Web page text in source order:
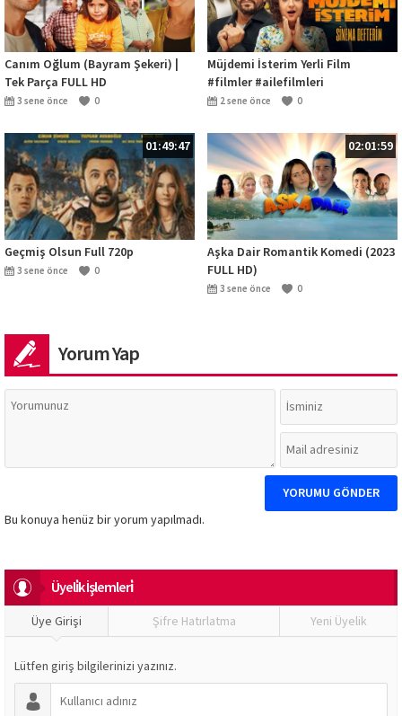
Canım Oğlum (Bayram Şekeri) |
Tek Parça FULL HD
3 sene önce 0
Müjdemi İsterim Yerli Film
#filmler #ailefilmleri
2 sene önce 0
01:49:47
Geçmiş Olsun Full 720p
3 sene önce 0
02:01:59
Aşka Dair Romantik Komedi (2023
FULL HD)
3 sene önce 0
Yorum Yap
Bu konuya henüz bir yorum yapılmadı.
Üyeli̇k İşlemleri̇
Üye Girişi Şifre Hatırlatma Yeni Üyelik
Lütfen giriş bilgilerinizi yazınız.